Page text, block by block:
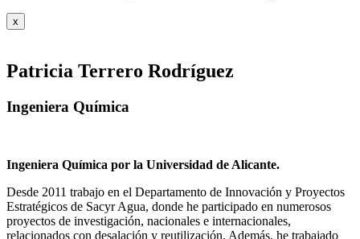
x
Patricia Terrero Rodríguez
Ingeniera Química
Ingeniera Química por la Universidad de Alicante.
Desde 2011 trabajo en el Departamento de Innovación y Proyectos
Estratégicos de Sacyr Agua, donde he participado en numerosos
proyectos de investigación, nacionales e internacionales,
relacionados con desalación y reutilización. Además, he trabajado